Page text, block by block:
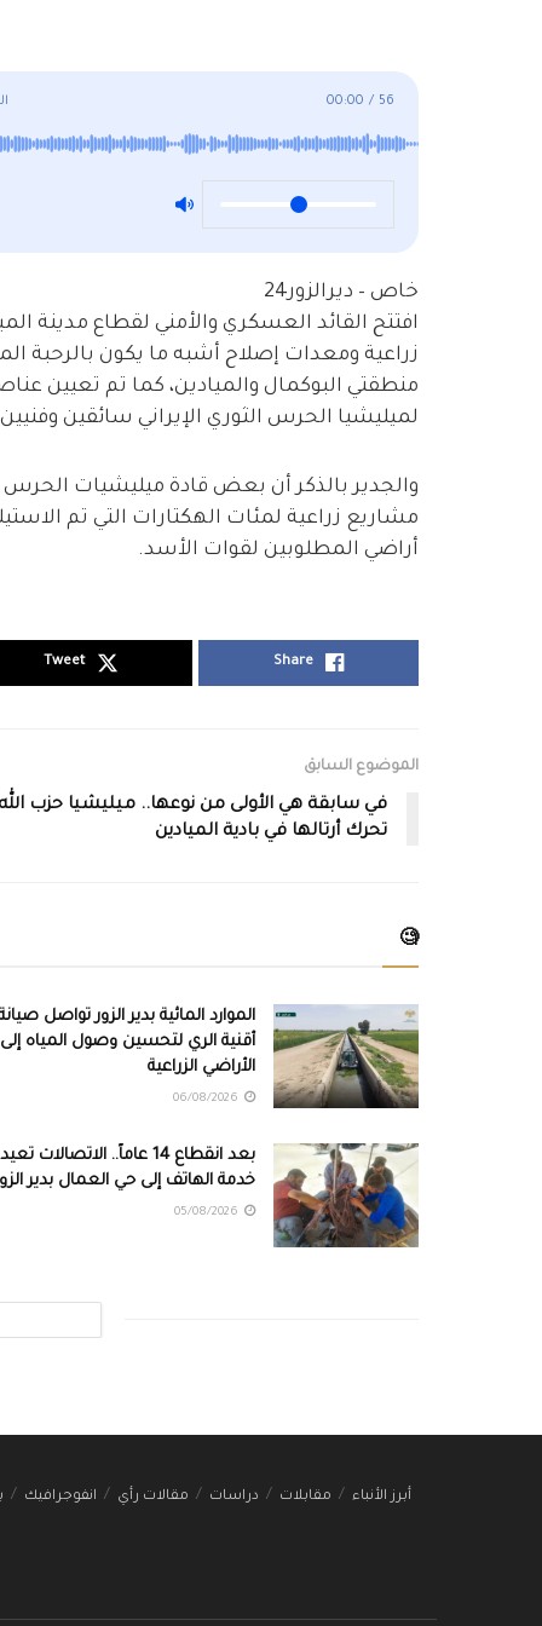
00:00 / 56
خاص – ديرالزور24
افتتح القائد العسكري والأمني لقطاع مدينة
زراعية ومعدات إصلاح أشبه ما يكون بالرحبة
منطقتي البوكمال والميادين، كما تم تعيين
لميليشيا الحرس الثوري الإيراني سائقين
والجدير بالذكر أن بعض قادة ميليشيات
مشاريع زراعية لمئات الهكتارات التي تم
أراضي المطلوبين لقوات الأسد.
Share
Tweet
الموضوع السابق
في سابقة هي الأولى من نوعها.. ميليشيا حزب الله
تحرك أرتالها في بادية الميادين
🧐
الموارد المائية بدير الزور تواصل
أقنية الري لتحسين وصول المياه إلى
الأراضي الزراعية
بعد انقطاع 14 عاماً.. الاتصالات تعيد
خدمة الهاتف إلى حي العمال بدير
أبرز الأنباء مقابلات دراسات مقالات رأي انفوجرافيك